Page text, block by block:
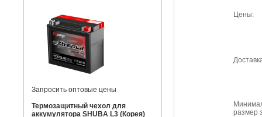
Запросить оптовые цены
Термозащитный чехол для
аккумулятора SHUBA L3 (Корея)
Цены:
размер